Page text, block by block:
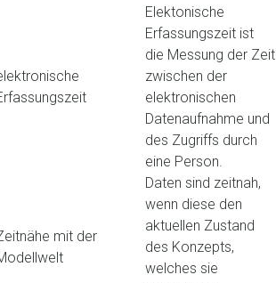
Elektonische
Erfassungszeit ist
die Messung der Zeit
zwischen der
elektronischen
Datenaufnahme und
des Zugriffs durch
eine Person.
mit der
Daten sind zeitnah,
wenn diese den
aktuellen Zustand
des Konzepts,
welches sie